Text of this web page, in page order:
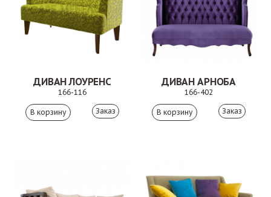
ДИВАН ЛОУРЕНС
166-116
Заказ
ДИВАН АРНОБА
166-402
Заказ